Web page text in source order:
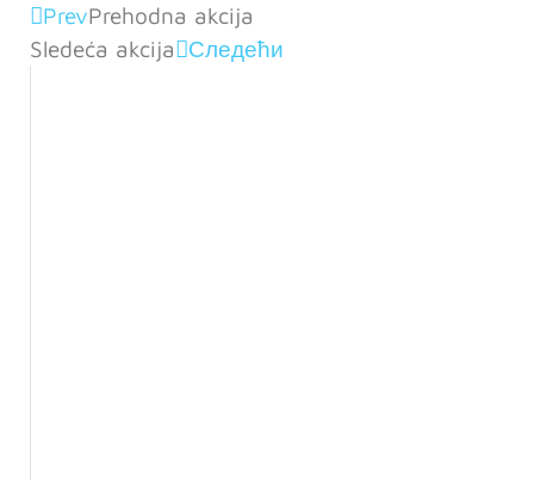
PrevPrehodna akcija
Sledeća akcija
Следећи